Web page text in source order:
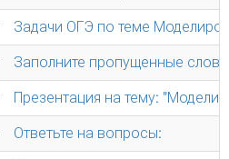
Задачи ОГЭ по теме
Заполните пропущенные
Презентация на тему:
Ответьте на вопросы: